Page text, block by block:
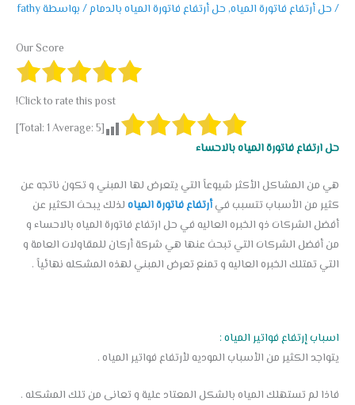
/حل أرتفاع فاتورة المياه,حل أرتفاع فاتورة المياه بالدمام/ بواسطةfathy
Our Score
Click to rate this post!
[Total:
1Average:5
]
حل ارتفاع فاتورة المياه بالاحساء
هي من المشاكل الأكثر شيوعاً التي يتعرض لها المبني و تكون ناتجه عن
كثير من الأسباب تتسبب فيأرتفاع فاتورة المياهلذلك يبحث الكثير عن
أفضل الشركات ذو الخبره العاليه في حل ارتفاع فاتورة المياه بالاحساء و
من أفضل الشركات التي تبحث عنها هي شركة أركان للمقاولات العامة و
التي تمتلك الخبره العاليه و تمنع تعرض المبني لهذه المشكله نهائياً .
اسباب إرتفاع فواتير المياه :
يتواجد الكثير من الأسباب الموديه لأرتفاع فواتير المياه .
فاذا لم تستهلك المياه بالشكل المعتاد علية و تعانى من تلك المشكله .